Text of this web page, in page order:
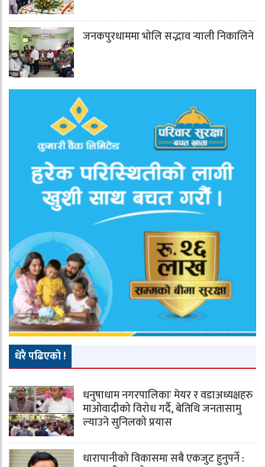
जनकपुरधाममा भोलि सद्भाव र्‍याली निकालिने
धेरै पढिएको !
धनुषाधाम नगरपालिकाः मेयर र वडाअध्यक्षहरु
माओवादीको विरोध गर्दै, बेतिथि जनतासामु
ल्याउने सुनिलको प्रयास
धारापानीको विकासमा सबै एकजुट हुनुपर्ने :